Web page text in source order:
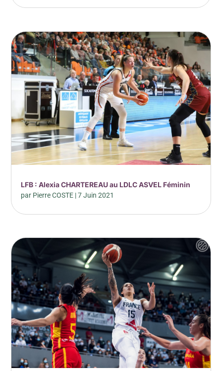
LFB : Alexia CHARTEREAU au LDLC ASVEL Féminin
par Pierre COSTE |7 Juin 2021